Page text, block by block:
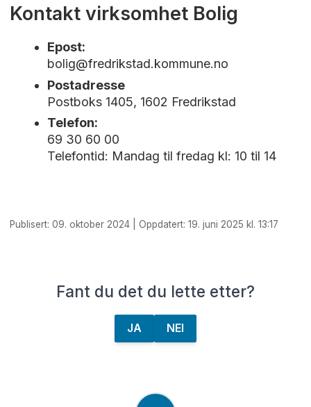
Kontakt virksomhet Bolig
Epost:
bolig@fredrikstad.kommune.no
Postadresse
Postboks 1405, 1602 Fredrikstad
Telefon:
69 30 60 00
Telefontid: Mandag til fredag kl: 10 til 14
Publisert: 09. oktober 2024 | Oppdatert: 19. juni 2025 kl. 13:17
Fant du det du lette etter?
JA NEI